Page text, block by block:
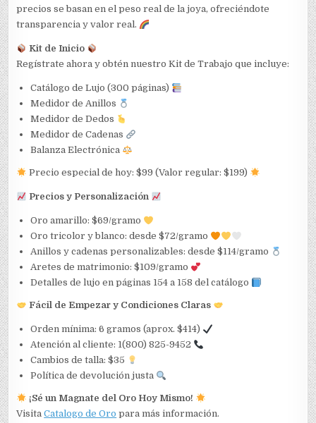
precios se basan en el peso real de la joya, ofreciéndote
transparencia y valor real.
Kit de Inicio
Regístrate ahora y obtén nuestro Kit de Trabajo que incluye:
Catálogo de Lujo (300 páginas)
Medidor de Anillos
Medidor de Dedos
Medidor de Cadenas
Balanza Electrónica
Precio especial de hoy: $99 (Valor regular: $199)
Precios y Personalización
Oro amarillo: $69/gramo
Oro tricolor y blanco: desde $72/gramo
Anillos y cadenas personalizables: desde $114/gramo
Aretes de matrimonio: $109/gramo
Detalles de lujo en páginas 154 a 158 del catálogo
Fácil de Empezar y Condiciones Claras
Orden mínima: 6 gramos (aprox. $414)
Atención al cliente: 1(800) 825-9452
Cambios de talla: $35
Política de devolución justa
¡Sé un Magnate del Oro Hoy Mismo!
VisitaCatalogo de Oro para más información.